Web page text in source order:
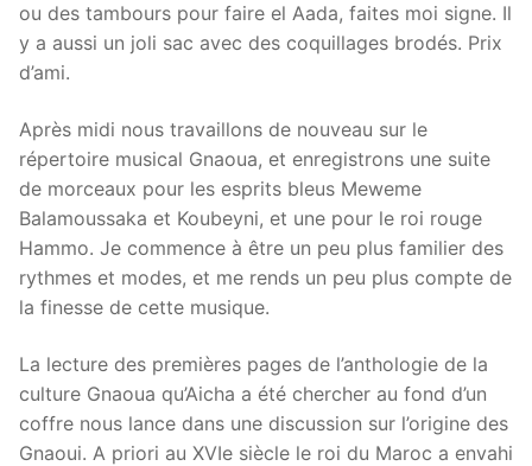
ou des tambours pour faire el Aada, faites moi signe. Il
y a aussi un joli sac avec des coquillages brodés. Prix
d’ami.
Après midi nous travaillons de nouveau sur le
répertoire musical Gnaoua, et enregistrons une suite
de morceaux pour les esprits bleus Meweme
Balamoussaka et Koubeyni, et une pour le roi rouge
Hammo. Je commence à être un peu plus familier des
rythmes et modes, et me rends un peu plus compte de
la finesse de cette musique.
La lecture des premières pages de l’anthologie de la
culture Gnaoua qu’Aicha a été chercher au fond d’un
coffre nous lance dans une discussion sur l’origine des
Gnaoui. A priori au XVIe siècle le roi du Maroc a envahi